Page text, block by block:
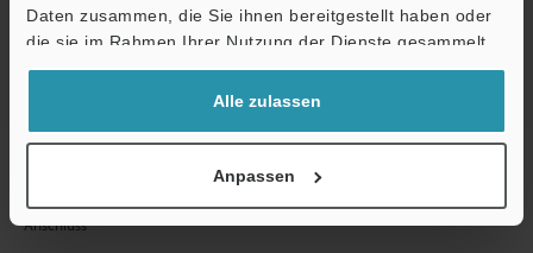
Daten zusammen, die Sie ihnen bereitgestellt haben oder
die sie im Rahmen Ihrer Nutzung der Dienste gesammelt
haben.
Alle zulassen
Anpassen
Bildverarbeitungssysteme
All-in-One Kamera mit integrierter AI
Modelle
Anschluss
Support